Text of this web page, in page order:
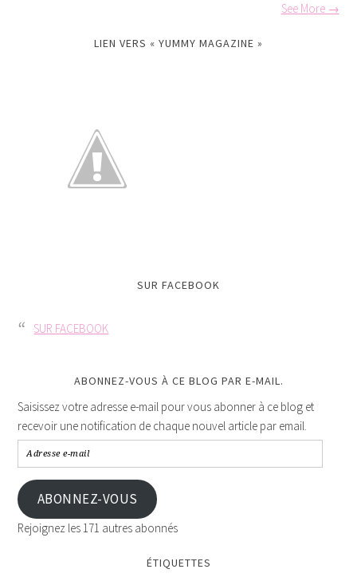
See More →
LIEN VERS « YUMMY MAGAZINE »
SUR FACEBOOK
SUR FACEBOOK
ABONNEZ-VOUS À CE BLOG PAR E-MAIL.
Saisissez votre adresse e-mail pour vous abonner à ce blog et
recevoir une notification de chaque nouvel article par email.
ABONNEZ-VOUS
Rejoignez les 171 autres abonnés
ÉTIQUETTES